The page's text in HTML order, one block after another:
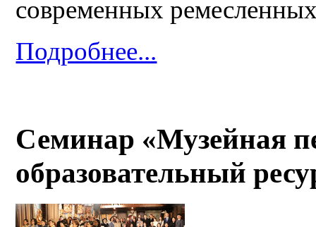
современных
Подробнее...
Семинар «Музейная
образовательный